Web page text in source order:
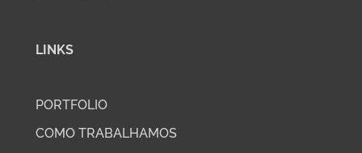
LINKS
PORTFOLIO
COMO TRABALHAMOS